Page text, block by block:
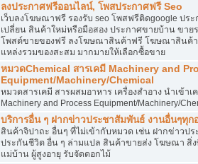
ลงประกาศฟรีออนไลน์, โพสประกาศฟรี Seo
เว็บลงโฆษณาฟรี รองรับ seo โพสฟรีติดgoogle ป
เปลี่ยน สินค้าใหม่หรือมือสอง ประกาศขายบ้าน ขา
โพสต์ขายของฟรี ลงโฆษณาสินค้าฟรี โฆษณาสินค้า
แหล่งรวมของสะสม มากมายให้เลือกซื้อขาย
หมวดChemical สารเคมี Machinery and
Equipment/Machinery/Chemical
หมวดสารเคมี สารผสมอาหาร เครื่องสำอาง นำเข้า
Machinery and Process Equipment/Machinery/
บริการอื่น ๆ ฝากข่าวประชาสัมพันธ์ งานอื่นๆทุก
สินค้าจิปาถะ อื่นๆ ที่ไม่เข้ากับหมวด เช่น ฝากข่าวป
ประกันชีวิต อื่น ๆ ล่ามแปล สินค้าขายส่ง โฆษณา สิ่
แม่บ้าน ผู้สูงอายุ รับจัดดอกไม้